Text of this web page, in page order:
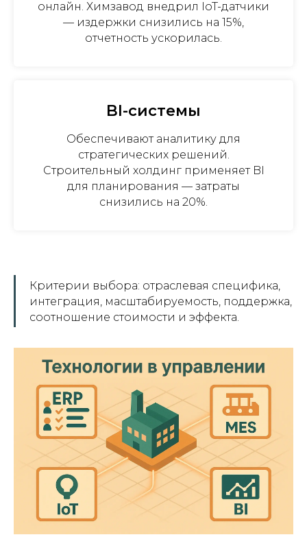
онлайн. Химзавод внедрил IoT-датчики
— издержки снизились на 15%,
отчетность ускорилась.
BI-системы
Обеспечивают аналитику для
стратегических решений.
Строительный холдинг применяет BI
для планирования — затраты
снизились на 20%.
Критерии выбора: отраслевая специфика,
интеграция, масштабируемость, поддержка,
соотношение стоимости и эффекта.